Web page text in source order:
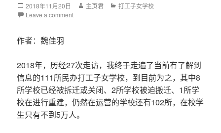
Posted
on
2018年11月20日 Author
主页君 Categories
打工子女学校
Leave a comment
作者：魏佳羽
2018年，历经27次走访，我终于走遍了当前有了解到
信息的111所民办打工子女学校，到目前为之，其中8
所学校已经被拆迁或关闭、2所学校被迫搬迁、1所学
校在进行重建，仍然在运营的学校还有102所，在校学
生只有不到5万人。